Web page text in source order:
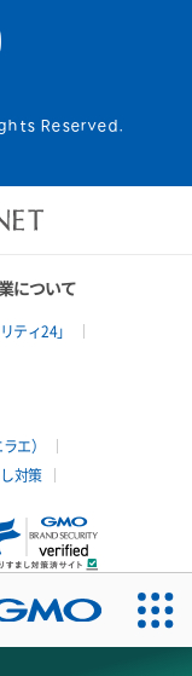
Reserved.
について
ティ24」
エ）
対策